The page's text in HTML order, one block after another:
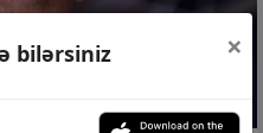
bilərsiniz ×